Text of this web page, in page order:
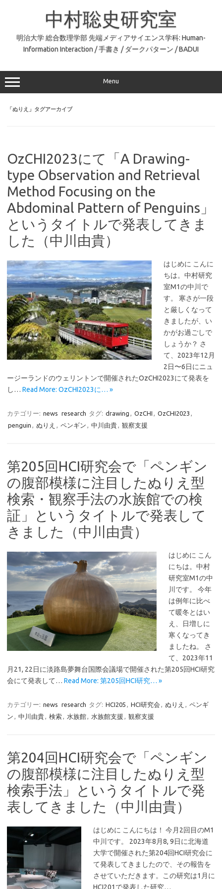
中村聡史研究室
明治大学 総合数理学部 先端メディアサイエンス学科: Human-
Information Interaction / 手書き / ダークパターン / BADUI
Menu
「ぬりえ 」タグアーカイブ
OzCHI2023にて「A Drawing-
type Observation and Retrieval
Method Focusing on the
Abdominal Pattern of Penguins」
というタイトルで発表してきま
した（中川由貴）
はじめに こんに
ちは。中村研究
室M1の中川で
す。 寒さが一段
と厳しくなって
きましたが、い
かがお過ごしで
しょうか？ さ
て、2023年12月
2日〜6日にニュ
ージーランドのウェリントンで開催されたOzCHI2023にて発表を
し… Read More: OzCHI2023に… »
カテゴリー: news research タグ: drawing , OzCHI , OzCHI2023 ,
penguin , ぬりえ , ペンギン , 中川由貴, 観察支援
第205回HCI研究会で「ペンギン
の腹部模様に注目したぬりえ型
検索・観察手法の水族館での検
証」というタイトルで発表して
きました（中川由貴）
はじめに こん
にちは。中村
研究室M1の中
川です。 今年
は例年に比べ
て暖冬とはい
え、日増しに
寒くなってき
ましたね。 さ
て、2023年11
月21, 22日に淡路島夢舞台国際会議場で開催された第205回HCI研究
会にて発表して… Read More: 第205回HCI研究… »
カテゴリー: news research タグ: HCI205 , HCI研究会 , ぬりえ , ペンギ
ン , 中川由貴, 検索, 水族館, 水族館支援 , 観察支援
第204回HCI研究会で「ペンギン
の腹部模様に注目したぬりえ型
検索手法」というタイトルで発
表してきました（中川由貴）
はじめに こんにちは！ 今月2回目のM1
中川です。 2023年8月8, 9日に北海道
大学で開催された第204回HCI研究会に
て発表してきましたので、その報告を
させていただきます。この研究は1月に
HCI201で発表した研究…